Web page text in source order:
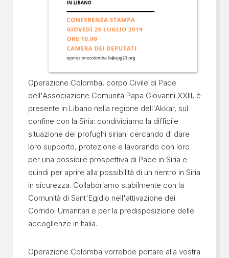
Operazione Colomba, corpo Civile di Pace
dell'Associazione Comunità Papa Giovanni XXIII, è
presente in Libano nella regione dell'Akkar, sul
confine con la Siria: condividiamo la difficile
situazione dei profughi siriani cercando di dare
loro supporto, protezione e lavorando con loro
per una possibile prospettiva di Pace in Siria e
quindi per aprire alla possibilità di un rientro in Siria
in sicurezza. Collaboriamo stabilmente con la
Comunità di Sant'Egidio nell'attivazione dei
Corridoi Umanitari e per la predisposizione delle
accoglienze in Italia.
Operazione Colomba vorrebbe portare alla vostra